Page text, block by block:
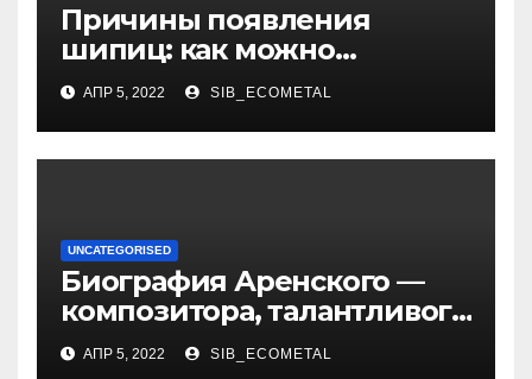
Причины появления
шипиц: как можно
заразиться вирусом
АПР 5, 2022 SIB_ECOMETAL
UNCATEGORISED
Биография Аренского —
композитора, талантливого
музыканта и педагога
АПР 5, 2022 SIB_ECOMETAL